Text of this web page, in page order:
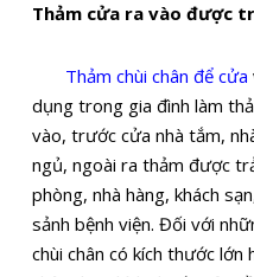
Thảm cửa ra vào được
Thảm chùi chân để cửa
dụng trong gia đình làm
vào, trước cửa nhà tắm,
ngủ, ngoài ra thảm được
phòng, nhà hàng, khách
sảnh bệnh viện. Đối với
chùi chân có kích thước